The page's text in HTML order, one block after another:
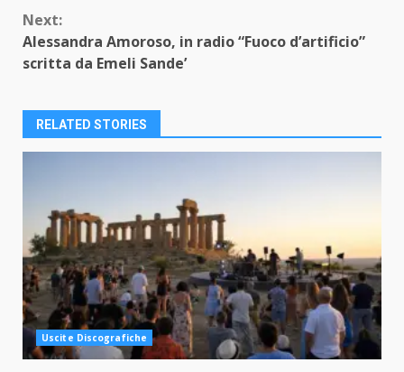
Next:
Alessandra Amoroso, in radio “Fuoco d’artificio”
scritta da Emeli Sande’
RELATED STORIES
Uscite Discografiche